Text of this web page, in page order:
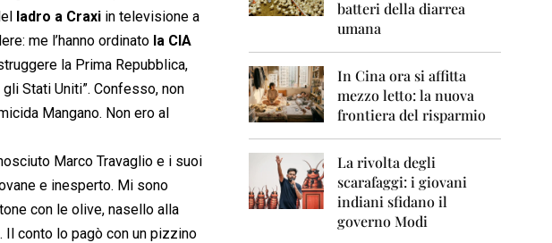
2
0
0
9
0
2
0
1
1
ladro a Craxi in televisione a
me l’hanno ordinato la CIA
la Prima Repubblica,
Stati Uniti”. Confesso, non
Mangano. Non ero al
Marco Travaglio e i suoi
e inesperto. Mi sono
con le olive, nasello alla
Il conto lo pagò con un pizzino
batteri della diarrea
umana
In Cina ora si affitta
mezzo letto: la nuova
frontiera del risparmio
La rivolta degli
scarafaggi: i giovani
indiani sfidano il
governo Modi